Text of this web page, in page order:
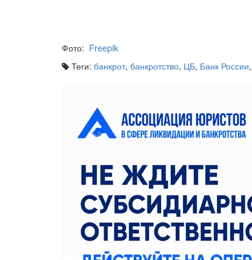
Фото: Freepik
Теги: банкрот, банкротство, ЦБ, Банк России,